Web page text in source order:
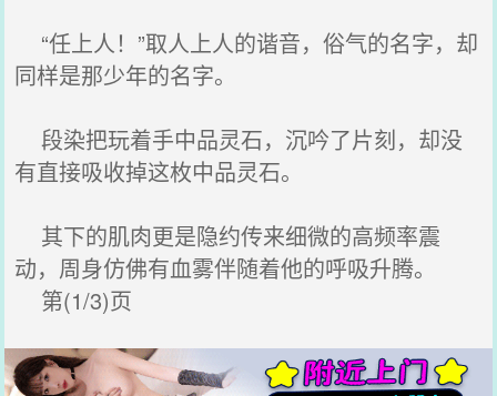
“任上人！”取人上人的谐音，俗气的名字，却
同样是那少年的名字。
段染把玩着手中品灵石，沉吟了片刻，却没
有直接吸收掉这枚中品灵石。
其下的肌肉更是隐约传来细微的高频率震
动，周身仿佛有血雾伴随着他的呼吸升腾。
第(1/3)页